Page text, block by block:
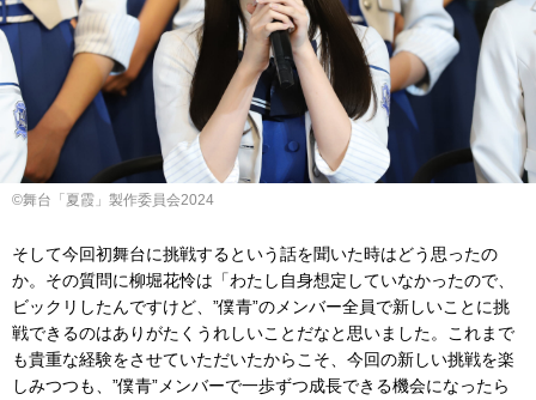
©舞台「夏霞」製作委員会2024
そして今回初舞台に挑戦するという話を聞いた時はどう思ったの
か。その質問に柳堀花怜は「わたし自身想定していなかったので、
ビックリしたんですけど、”僕青”のメンバー全員で新しいことに挑
戦できるのはありがたくうれしいことだなと思いました。これまで
も貴重な経験をさせていただいたからこそ、今回の新しい挑戦を楽
しみつつも、”僕青”メンバーで一歩ずつ成長できる機会になったら